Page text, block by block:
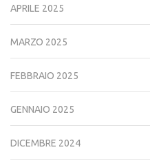
APRILE 2025
MARZO 2025
FEBBRAIO 2025
GENNAIO 2025
DICEMBRE 2024